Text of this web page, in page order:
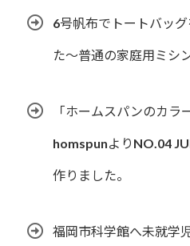
6号帆布でトートバッ
た〜普通の家庭用ミシ
「ホームスパンのカラ
homspunよりNO.04
作りました。
福岡市科学館へ未就学